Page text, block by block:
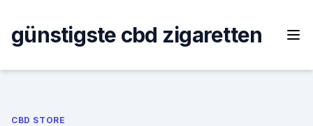
content
günstigste cbd zigaretten
CBD STORE